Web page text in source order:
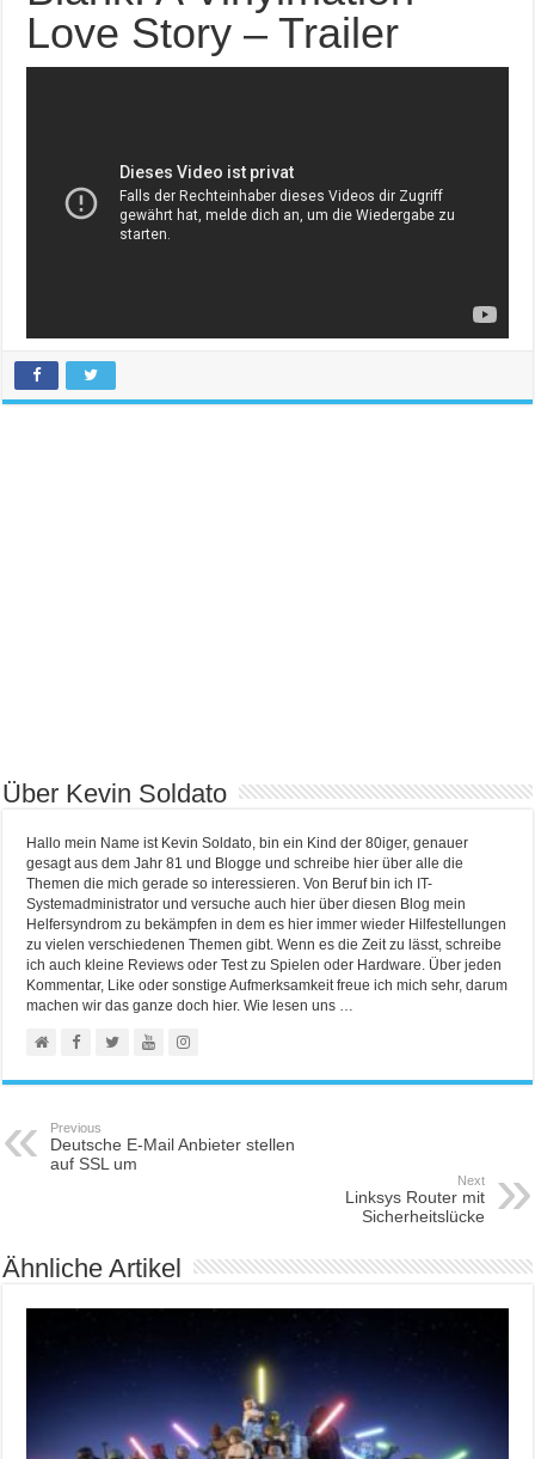
Love Story – Trailer
Über Kevin Soldato
Hallo mein Name ist Kevin Soldato, bin ein Kind der 80iger, genauer
gesagt aus dem Jahr 81 und Blogge und schreibe hier über alle die
Themen die mich gerade so interessieren. Von Beruf bin ich IT-
Systemadministrator und versuche auch hier über diesen Blog mein
Helfersyndrom zu bekämpfen in dem es hier immer wieder Hilfestellungen
zu vielen verschiedenen Themen gibt. Wenn es die Zeit zu lässt, schreibe
ich auch kleine Reviews oder Test zu Spielen oder Hardware. Über jeden
Kommentar, Like oder sonstige Aufmerksamkeit freue ich mich sehr, darum
machen wir das ganze doch hier. Wie lesen uns …
Previous
Deutsche E-Mail Anbieter stellen
auf SSL um
Next
Linksys Router mit
Sicherheitslücke
Ähnliche Artikel